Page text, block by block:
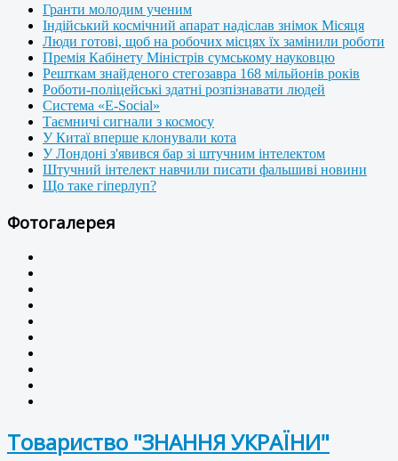
Гранти молодим ученим
Індійський космічний апарат надіслав знімок Місяця
Люди готові, щоб на робочих місцях їх замінили роботи
Премія Кабінету Міністрів сумському науковцю
Решткам знайденого стегозавра 168 мільйонів років
Роботи-поліцейські здатні розпізнавати людей
Система «E-Social»
Таємничі сигнали з космосу
У Китаї вперше клонували кота
У Лондоні з'явився бар зі штучним інтелектом
Штучний інтелект навчили писати фальшиві новини
Що таке гіперлуп?
Фотогалерея
Товариство "ЗНАННЯ УКРАЇНИ"